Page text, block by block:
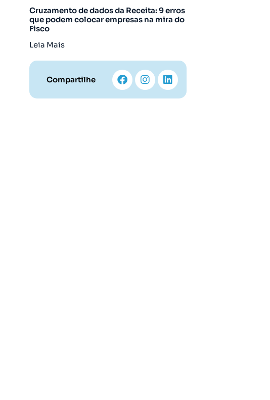
Cruzamento de dados da Receita: 9 erros
que podem colocar empresas na mira do
Fisco
Leia Mais
Compartilhe